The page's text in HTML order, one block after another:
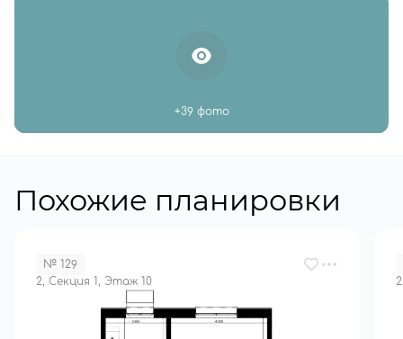
+39 фото
Похожие планировки
№ 129
2, Секция 1, Этаж 10